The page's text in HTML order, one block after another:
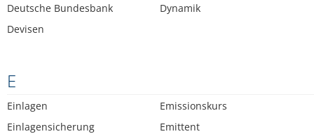
Deutsche Bundesbank
Devisen
Dynamik
E
Einlagen
Einlagensicherung
Emissionskurs
Emittent